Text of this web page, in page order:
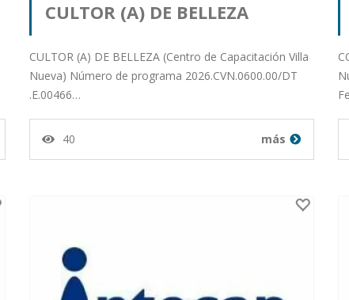
CULTOR (A) DE BELLEZA
(Centro de Capacitación Villa
Nueva)
Publicado por orlando salazar
de Guatemala en 15-01-26
CULTOR (A) DE BELLEZA (Centro de Capacitación Villa
Nueva) Número de programa 2026.CVN.0600.00/DT
.E.00466…
40 más